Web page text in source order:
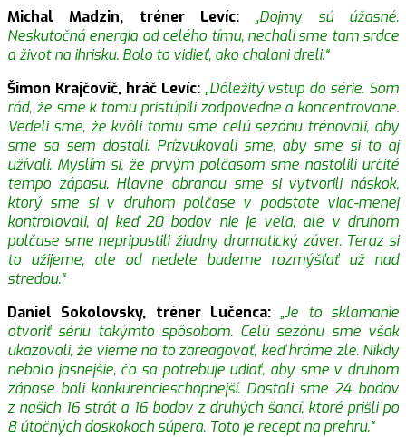
Michal Madzin, tréner Levíc:
„Dojmy sú úžasné.
Neskutočná energia od celého tímu, nechali sme tam srdce
a život na ihrisku. Bolo to vidieť, ako chalani dreli.“
Šimon Krajčovič, hráč Levíc: „Dôležitý vstup do série. Som
rád, že sme k tomu pristúpili zodpovedne a koncentrovane.
Vedeli sme, že kvôli tomu sme celú sezónu trénovali, aby
sme sa sem dostali. Prízvukovali sme, aby sme si to aj
užívali. Myslím si, že prvým polčasom sme nastolili určité
tempo zápasu. Hlavne obranou sme si vytvorili náskok,
ktorý sme si v druhom polčase v podstate viac-menej
kontrolovali, aj keď 20 bodov nie je veľa, ale v druhom
polčase sme nepripustili žiadny dramatický záver. Teraz si
to užijeme, ale od nedele budeme rozmýšľať už nad
stredou.“
Daniel Sokolovsky, tréner Lučenca: „Je to sklamanie
otvoriť sériu takýmto spôsobom. Celú sezónu sme však
ukazovali, že vieme na to zareagovať, keď hráme zle. Nikdy
nebolo jasnejšie, čo sa potrebuje udiať, aby sme v druhom
zápase boli konkurencieschopnejší. Dostali sme 24 bodov
z našich 16 strát a 16 bodov z druhých šancí, ktoré prišli po
8 útočných doskokoch súpera. Toto je recept na prehru.“